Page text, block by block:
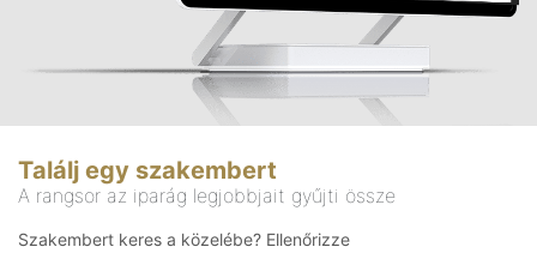
Találj egy szakembert
A rangsor az iparág legjobbjait gyűjti össze
Szakembert keres a közelébe? Ellenőrizze